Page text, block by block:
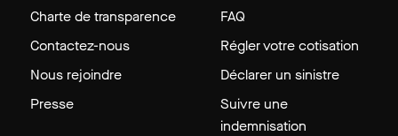
Charte de transparence
Contactez-nous
Nous rejoindre
Presse
FAQ
Régler votre cotisation
Déclarer un sinistre
Suivre une
indemnisation